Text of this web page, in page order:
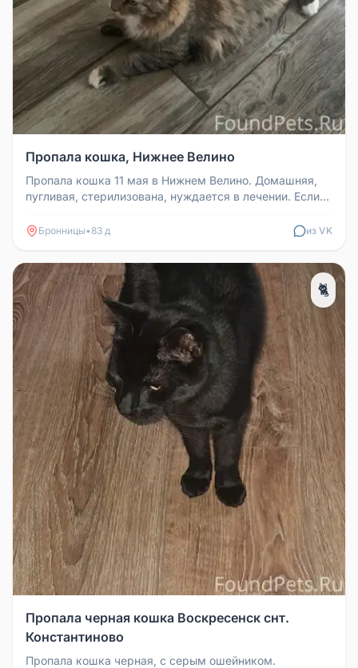
Пропала кошка, Нижнее Велино
Пропала кошка 11 мая в Нижнем Велино. Домашняя,
пугливая, стерилизована, нуждается в лечении. Если
Бронницы• 83 д из VK
🐈
Пропала черная кошка Воскресенск снт.
Константиново
Пропала кошка черная, с серым ошейником.